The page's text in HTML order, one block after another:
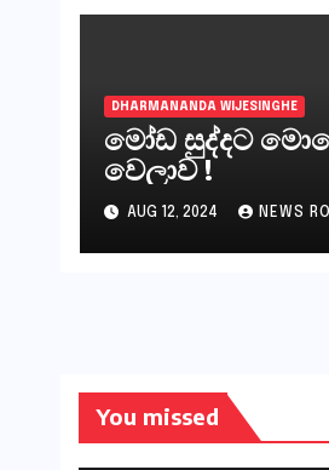
DHARMANANDA WIJESINGHE
මෝඩ සුද්දට
වෙලාව !
AUG 12, 2024 NEWS
You missed